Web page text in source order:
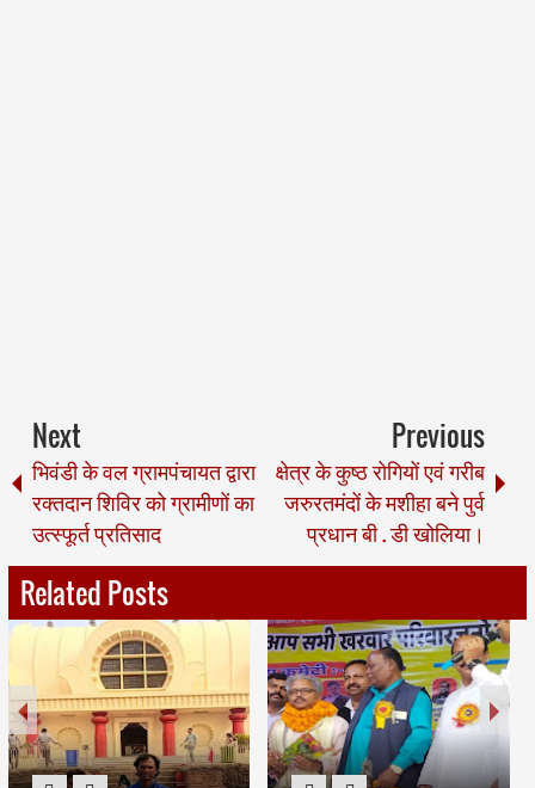
Next
भिवंडी के वल ग्रामपंचायत द्वारा
रक्तदान शिविर को ग्रामीणों का
उत्स्फूर्त प्रतिसाद
Previous
क्षेत्र के कुष्ठ रोगियों एवं गरीब
जरुरतमंदों के मशीहा बने पुर्व
प्रधान बी . डी खोलिया।
Related Posts